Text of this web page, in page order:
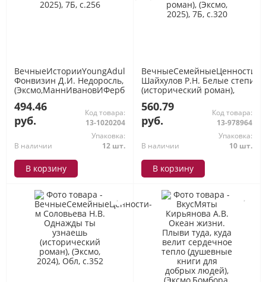
ВечныеИсторииYoungAdult
Фонвизин Д.И. Недоросль,
(Эксмо,МаннИвановИФербер,
494.46
руб.
Код товара:
13-1020204
В наличии
Упаковка:
12 шт.
В корзину
ВечныеСемейныеЦенности
Шайхулов Р.Н. Белые степи
(исторический роман),
560.79
руб.
Код товара:
13-978964
В наличии
Упаковка:
10 шт.
В корзину